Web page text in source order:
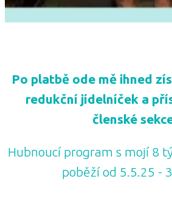
Po platbě ode mě ihned
redukční jídelníček a
členské
Hubnoucí program s mojí 8
poběží od 5.5.25 -